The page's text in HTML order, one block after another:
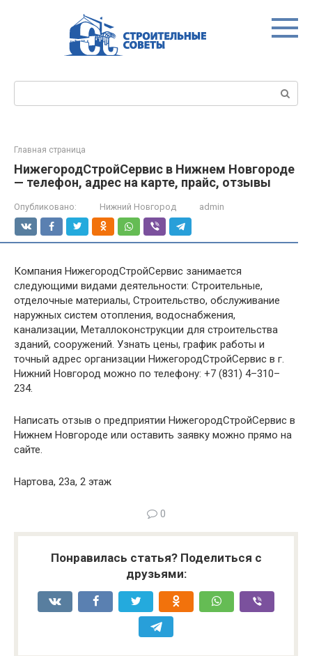
Главная страница
НижегородСтройСервис в Нижнем Новгороде
— телефон, адрес на карте, прайс, отзывы
Опубликовано: Нижний Новгород admin
Компания НижегородСтройСервис занимается
следующими видами деятельности: Строительные,
отделочные материалы, Строительство, обслуживание
наружных систем отопления, водоснабжения,
канализации, Металлоконструкции для строительства
зданий, сооружений. Узнать цены, график работы и
точный адрес организации НижегородСтройСервис в г.
Нижний Новгород можно по телефону: +7 (831) 4–310–
234.
Написать отзыв о предприятии НижегородСтройСервис в
Нижнем Новгороде или оставить заявку можно прямо на
сайте.
Нартова, 23а, 2 этаж
0
Понравилась статья? Поделиться с
друзьями: